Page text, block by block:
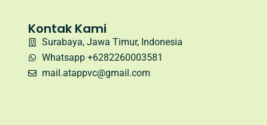
Kontak Kami
Surabaya, Jawa Timur, Indonesia
Whatsapp +6282260003581
mail.atappvc@gmail.com